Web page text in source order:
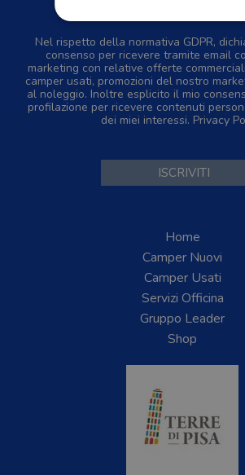
Nel rispetto della normativa GDPR,
consenso per ricevere tramite email
marketing con relative offerte
camper usati, promozioni del nostro
al noleggio. Inoltre esplicito il mio
profilazione per ricevere contenuti
dei miei interessi. Privacy
Home
Camper Nuovi
Camper Usati
Servizi Officina
Gruppo Leader
Shop